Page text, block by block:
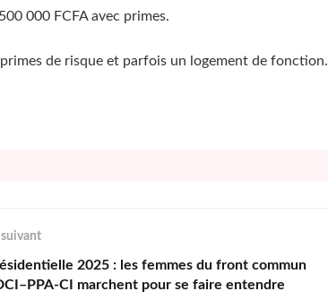
000 FCFA avec primes.
de risque et parfois un logement de fonction.
2025 : les femmes du front commun
CI marchent pour se faire entendre